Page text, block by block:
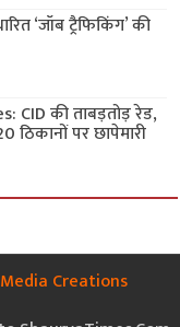
‘जॉब ट्रैफिकिंग’ की
CID की ताबड़तोड़ रेड,
ठिकानों पर छापेमारी
Creations